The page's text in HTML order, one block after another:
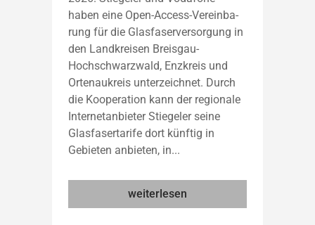
haben eine Open-Access-Vereinba-
rung für die Glasfaserversorgung in
den Landkreisen Breisgau-
Hochschwarzwald, Enzkreis und
Ortenaukreis unterzeichnet. Durch
die Kooperation kann der regionale
Internetanbieter Stiegeler seine
Glasfasertarife dort künftig in
Gebieten anbieten, in...
weiterlesen